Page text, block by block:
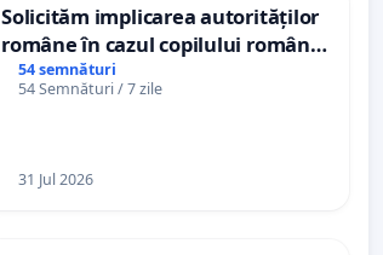
Solicităm implicarea autorităților
române în cazul copilului român
Wiliam Kristian Gheorghe, aflat în
plasament în Danemarca de 12
54 semnături
54 Semnături / 7 zile
31 Jul 2026